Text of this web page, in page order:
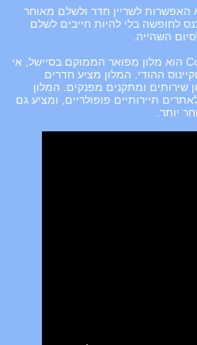
האפשרות לשריין חדר ולשלם מאוחר
לחופשה בלי להיות חייבים לשלם
השהייה.
בסיכום, מלון Constance Ephelia הוא מלון מפואר הממוקם בסיישל, אי
ההודי. המלון מציע חדרים
שירותים ומתקנים מפנקים. המלון
תיירותיים פופולריים, ומציע גם
יותר.